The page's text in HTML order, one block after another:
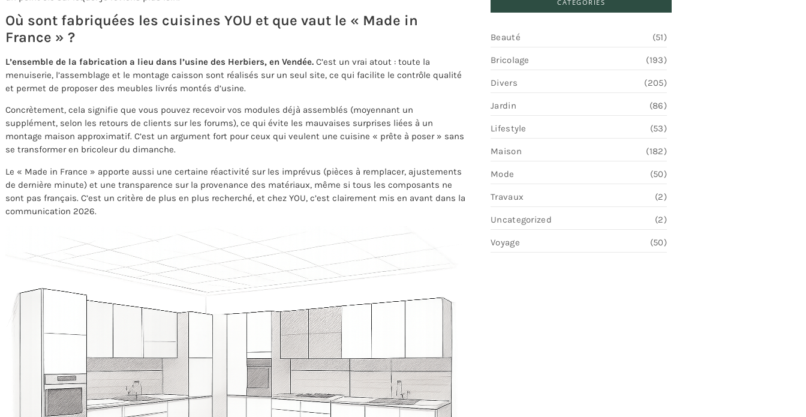
Où sont fabriquées les cuisines YOU et que vaut le « Made in
France » ?
L’ensemble de la fabrication a lieu dans l’usine des Herbiers, en Vendée. C’est un vrai atout : toute la
menuiserie, l’assemblage et le montage caisson sont réalisés sur un seul site, ce qui facilite le contrôle qualité
et permet de proposer des meubles livrés montés d’usine.
Concrètement, cela signifie que vous pouvez recevoir vos modules déjà assemblés (moyennant un
supplément, selon les retours de clients sur les forums), ce qui évite les mauvaises surprises liées à un
montage maison approximatif. C’est un argument fort pour ceux qui veulent une cuisine « prête à poser » sans
se transformer en bricoleur du dimanche.
Le « Made in France » apporte aussi une certaine réactivité sur les imprévus (pièces à remplacer, ajustements
de dernière minute) et une transparence sur la provenance des matériaux, même si tous les composants ne
sont pas français. C’est un critère de plus en plus recherché, et chez YOU, c’est clairement mis en avant dans la
communication 2026.
CATEGORIES
Beauté (51)
Bricolage (193)
Divers (205)
Jardin (86)
Lifestyle (53)
Maison (182)
Mode (50)
Travaux (2)
Uncategorized (2)
Voyage (50)